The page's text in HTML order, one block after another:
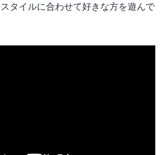
タイルに合わせて好きな方を遊んで